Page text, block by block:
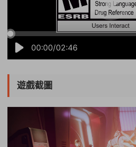
00:00/02:46
遊戲截圖